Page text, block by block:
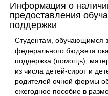
Информация о
предоставления
поддержки
Студентам, обучающимся
федерального бюджета
поддержка (помощь),
из числа детей-сирот и
родителей очной формы
ежегодное пособие в